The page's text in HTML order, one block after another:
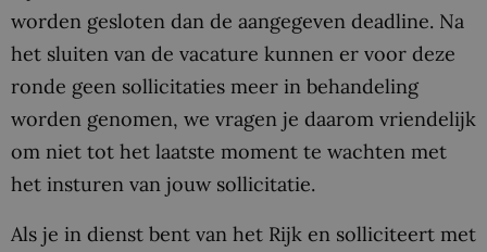
worden gesloten dan de aangegeven deadline. Na
het sluiten van de vacature kunnen er voor deze
ronde geen sollicitaties meer in behandeling
worden genomen, we vragen je daarom vriendelijk
om niet tot het laatste moment te wachten met
het insturen van jouw sollicitatie.
Als je in dienst bent van het Rijk en solliciteert met